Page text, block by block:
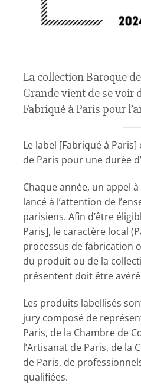
La collection Baroque
Grande vient de se voir
Fabriqué à Paris pour
Le label [Fabriqué à
de Paris pour une durée
Chaque année, un appel
lancé à l’attention de
parisiens. Afin d’être
Paris], le caractère local
processus de fabrication
du produit ou de la
présentent doit être
Les produits labellisés
jury composé de
Paris, de la Chambre de
l’Artisanat de Paris, de la
de Paris, de
qualifiées.